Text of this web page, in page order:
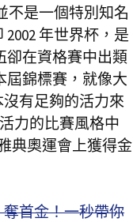
不是一個特別知名
年世界杯，是
卻在資格賽中出類
屆錦標賽，就像大
有足夠的活力來
力的比賽風格中
典奧運會上獲得金
首金！一秒帶你